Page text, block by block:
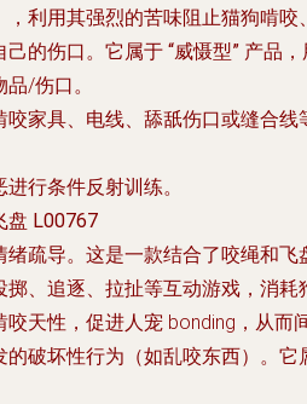
利用其强烈的苦味阻止猫狗啃咬
己的伤口。它属于 “威慑型” 产品，
/伤口。
咬家具、电线、舔舐伤口或缝合线
进行条件反射训练。
盘 L00767
绪疏导。这是一款结合了咬绳和飞
、追逐、拉扯等互动游戏，消耗
天性，促进人宠 bonding，从而
破坏性行为（如乱咬东西）。它